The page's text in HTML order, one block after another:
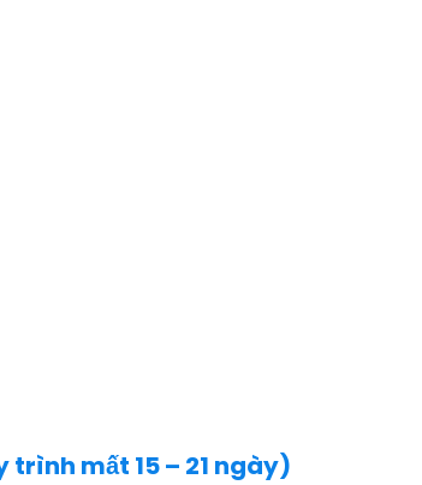
mất 15 – 21 ngày)